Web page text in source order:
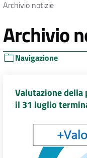
Archivio notizie
Archivio
Navigazione
Valutazione della
il 31 luglio